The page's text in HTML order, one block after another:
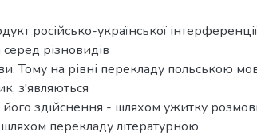
російсько-української
різновидів
Тому на рівні перекладу польською
з'являються
його здійснення - шляхом ужитку
перекладу літературною